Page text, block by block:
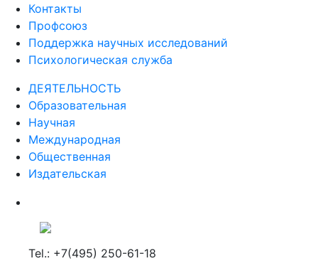
Контакты
Профсоюз
Поддержка научных исследований
Психологическая служба
ДЕЯТЕЛЬНОСТЬ
Образовательная
Научная
Международная
Общественная
Издательская
Tel.: +7(495) 250-61-18